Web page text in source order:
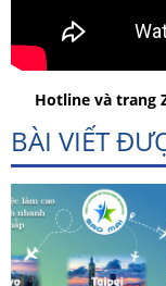
Hotline và trang
BÀI VIẾT